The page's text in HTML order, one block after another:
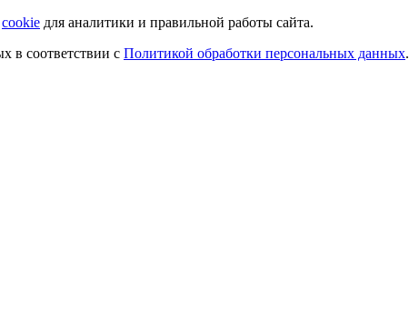
cookie для аналитики и правильной работы сайта.
в соответствии с Политикой обработки персональных данных.